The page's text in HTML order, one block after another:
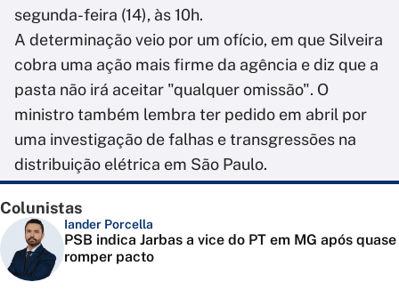
segunda-feira (14), às 10h.
A determinação veio por um ofício, em que Silveira
cobra uma ação mais firme da agência e diz que a
pasta não irá aceitar "qualquer omissão". O
ministro também lembra ter pedido em abril por
uma investigação de falhas e transgressões na
distribuição elétrica em São Paulo.
Colunistas
Iander Porcella
PSB indica Jarbas a vice do PT em MG após quase
romper pacto